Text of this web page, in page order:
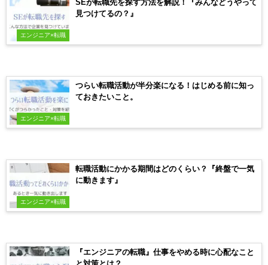
エンジニア×転職
SEが転職先を探す方法を解説！『みんなどうやって
見つけてるの？』
エンジニア×転職
つらい転職活動が半分楽になる！はじめる前に知っ
ておきたいこと。
エンジニア×転職
転職活動にかかる期間はどのくらい？『終盤で一気
に動きます』
『エンジニアの転職』仕事をやめる時に心配なこと
と対策とは？